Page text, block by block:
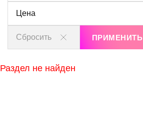
Цена
Сбросить ПРИМЕНИТЬ
Раздел не найден